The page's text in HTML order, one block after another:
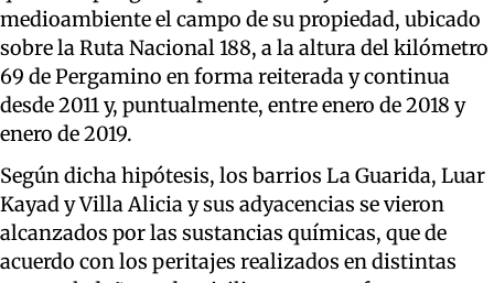
medioambiente el campo de su propiedad, ubicado
sobre la Ruta Nacional 188, a la altura del kilómetro
69 de Pergamino en forma reiterada y continua
desde 2011 y, puntualmente, entre enero de 2018 y
enero de 2019.
Según dicha hipótesis, los barrios La Guarida, Luar
Kayad y Villa Alicia y sus adyacencias se vieron
alcanzados por las sustancias químicas, que de
acuerdo con los peritajes realizados en distintas